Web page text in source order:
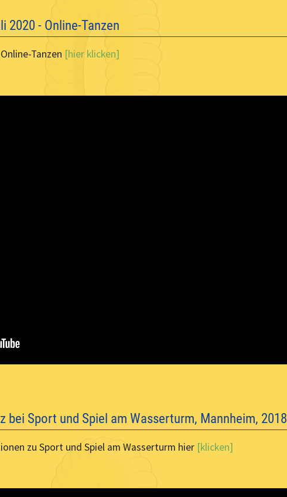
2020 - Online-Tanzen
Tanzen [hier klicken]
bei Sport und Spiel am Wasserturm, Mannheim, 2018
zu Sport und Spiel am Wasserturm hier [klicken]